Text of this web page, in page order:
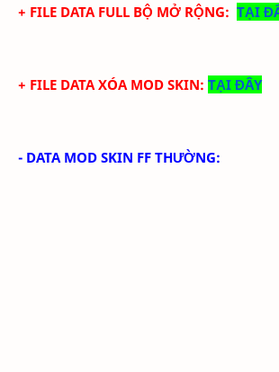
+ FILE DATA FULL BỘ MỞ RỘNG: TẠI
+ FILE DATA XÓA MOD SKIN: TẠI ĐÂY
- DATA MOD SKIN FF THƯỜNG: